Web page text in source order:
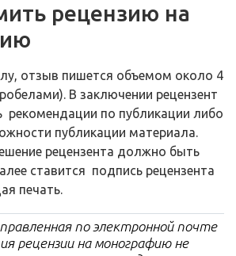
рецензию на
отзыв пишется объемом около 4
В заключении рецензент
по публикации либо
публикации материала.
рецензента должно быть
ставится подпись рецензента
печать.
по электронной почте
рецензии на монографию не